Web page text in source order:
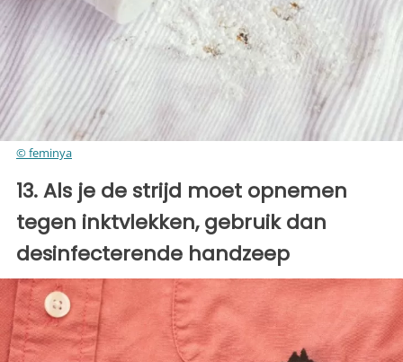
© feminya
13. Als je de strijd moet opnemen
tegen inktvlekken, gebruik dan
desinfecterende handzeep